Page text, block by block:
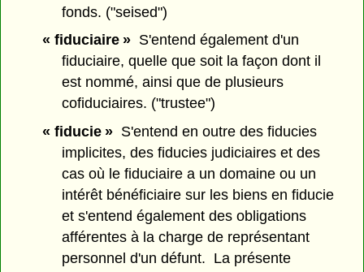
fonds. ("seised")
« fiduciaire »S'entend également d'un
fiduciaire, quelle que soit la façon dont il
est nommé, ainsi que de plusieurs
cofiduciaires. ("trustee")
« fiducie »S'entend en outre des fiducies
implicites, des fiducies judiciaires et des
cas où le fiduciaire a un domaine ou un
intérêt bénéficiaire sur les biens en fiducie
et s'entend également des obligations
afférentes à la charge de représentant
personnel d'un défunt. La présente